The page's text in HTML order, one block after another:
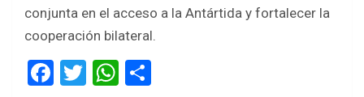
conjunta en el acceso a la Antártida y fortalecer la
cooperación bilateral.
F
T
W